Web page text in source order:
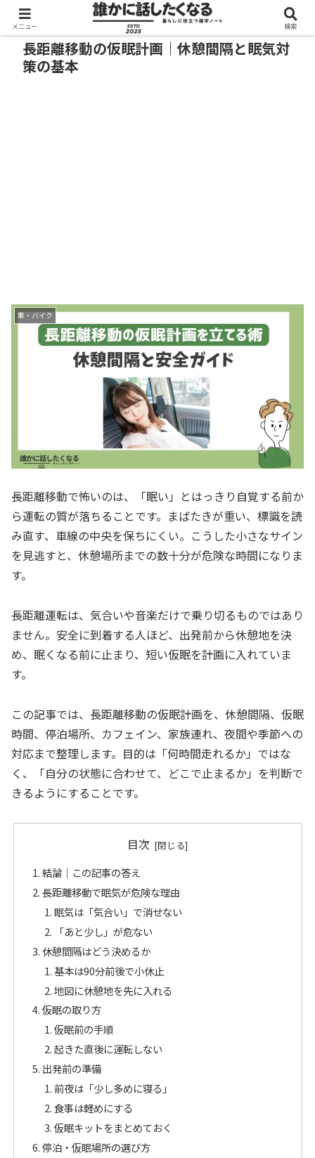
長距離移動の仮眠計画｜休憩間隔と眠気対
策の基本
車・バイク
長距離移動で怖いのは、「眠い」とはっきり自覚する前か
ら運転の質が落ちることです。まばたきが重い、標識を読
み直す、車線の中央を保ちにくい。こうした小さなサイン
を見逃すと、休憩場所までの数十分が危険な時間になりま
す。
長距離運転は、気合いや音楽だけで乗り切るものではあり
ません。安全に到着する人ほど、出発前から休憩地を決
め、眠くなる前に止まり、短い仮眠を計画に入れていま
す。
この記事では、長距離移動の仮眠計画を、休憩間隔、仮眠
時間、停泊場所、カフェイン、家族連れ、夜間や季節への
対応まで整理します。目的は「何時間走れるか」ではな
く、「自分の状態に合わせて、どこで止まるか」を判断で
きるようにすることです。
目次
結論｜この記事の答え
長距離移動で眠気が危険な理由
眠気は「気合い」で消せない
「あと少し」が危ない
休憩間隔はどう決めるか
基本は90分前後で小休止
地図に休憩地を先に入れる
仮眠の取り方
仮眠前の手順
起きた直後に運転しない
出発前の準備
前夜は「少し多めに寝る」
食事は軽めにする
仮眠キットをまとめておく
停泊・仮眠場所の選び方
メニュー 検索